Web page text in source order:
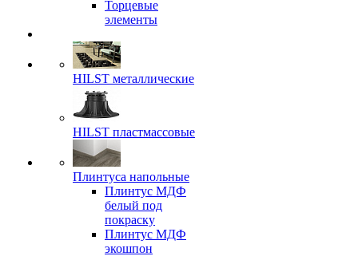
Торцевые
элементы
HILST металлические
HILST пластмассовые
Плинтуса напольные
Плинтус МДФ
белый под
покраску
Плинтус МДФ
экошпон